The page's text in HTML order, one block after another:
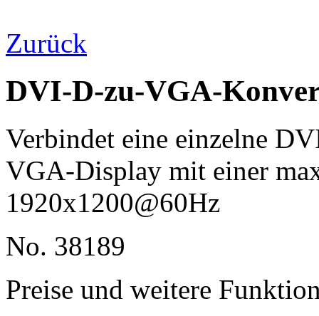
Zurück
DVI-D-zu-VGA-
Verbindet eine einzelne
VGA-Display mit einer
1920x1200@60Hz
No. 38189
Preise und weitere